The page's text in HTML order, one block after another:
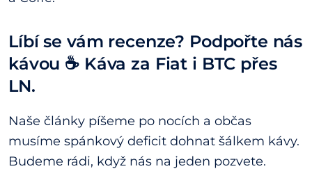
Líbí se vám recenze? Podpořte nás
kávou ☕ Káva za Fiat i BTC přes
LN.
Naše články píšeme po nocích a občas
musíme spánkový deficit dohnat šálkem kávy.
Budeme rádi, když nás na jeden pozvete.